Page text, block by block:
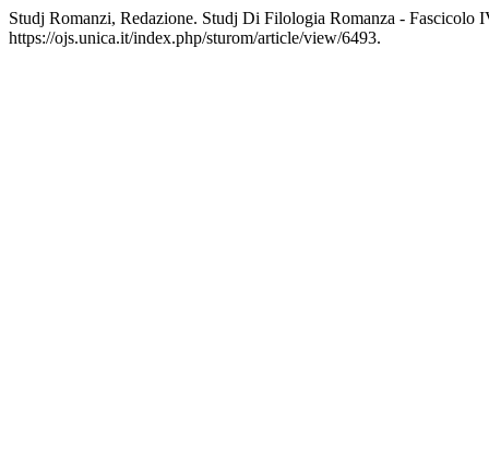
Studj Romanzi, Redazione. Studj Di Filologia Romanza - Fascicolo
https://ojs.unica.it/index.php/sturom/article/view/6493.